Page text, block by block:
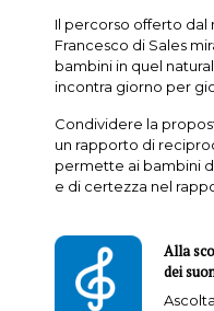
Il percorso offerto dal
Francesco di Sales
bambini in quel
incontra giorno per
Condividere la
un rapporto di
permette ai bambini
e di certezza nel
Alla
dei